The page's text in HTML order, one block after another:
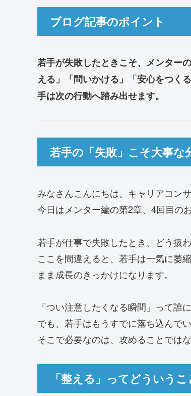
ブログ記事のポイント
若手が失敗したときこそ、メンター
える」「問いかける」「安心をつく
手は次の行動へ踏み出せます。
若手の「失敗」こそ大事な
みなさんこんにちは。キャリアコン
今日はメンター編の第2章、4回目の
若手が仕事で失敗したとき、どう扱
ここを間違えると、若手は一気に萎
まま成長のきっかけになります。
「つい注意したくなる瞬間」って誰
でも、若手はもうすでに落ち込んで
そこで必要なのは、攻めることでは
「整える」ってどういうこ